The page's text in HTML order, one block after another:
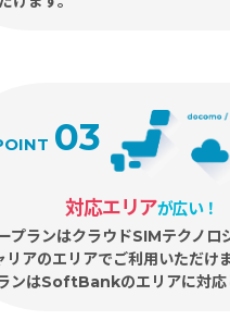
03
対応エリアが広い！
プランはクラウドSIMテクノロ
アのエリアでご利用いただけま
ンはSoftBankのエリアに対応